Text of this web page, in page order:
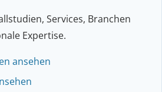
Services, Branchen
Expertise.
ansehen